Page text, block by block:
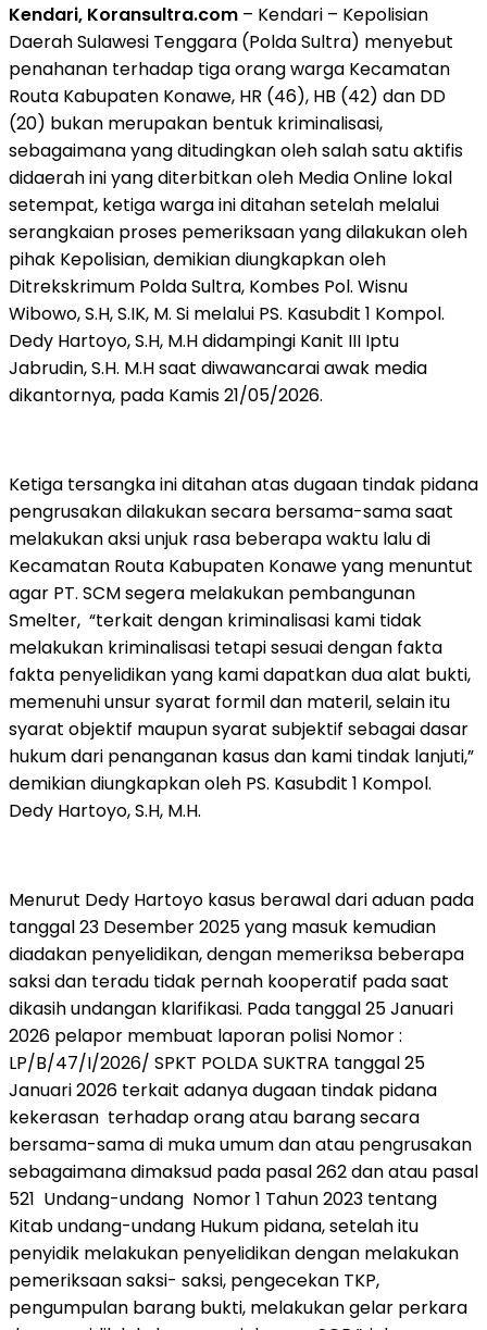
Kendari, Koransultra.com – Kendari – Kepolisian
Daerah Sulawesi Tenggara (Polda Sultra) menyebut
penahanan terhadap tiga orang warga Kecamatan
Routa Kabupaten Konawe, HR (46), HB (42) dan DD
(20) bukan merupakan bentuk kriminalisasi,
sebagaimana yang ditudingkan oleh salah satu aktifis
didaerah ini yang diterbitkan oleh Media Online lokal
setempat, ketiga warga ini ditahan setelah melalui
serangkaian proses pemeriksaan yang dilakukan oleh
pihak Kepolisian, demikian diungkapkan oleh
Ditrekskrimum Polda Sultra, Kombes Pol. Wisnu
Wibowo, S.H, S.IK, M. Si melalui PS. Kasubdit 1 Kompol.
Dedy Hartoyo, S.H, M.H didampingi Kanit III Iptu
Jabrudin, S.H. M.H saat diwawancarai awak media
dikantornya, pada Kamis 21/05/2026.
Ketiga tersangka ini ditahan atas dugaan tindak pidana
pengrusakan dilakukan secara bersama-sama saat
melakukan aksi unjuk rasa beberapa waktu lalu di
Kecamatan Routa Kabupaten Konawe yang menuntut
agar PT. SCM segera melakukan pembangunan
Smelter, “terkait dengan kriminalisasi kami tidak
melakukan kriminalisasi tetapi sesuai dengan fakta
fakta penyelidikan yang kami dapatkan dua alat bukti,
memenuhi unsur syarat formil dan materil, selain itu
syarat objektif maupun syarat subjektif sebagai dasar
hukum dari penanganan kasus dan kami tindak lanjuti,”
demikian diungkapkan oleh PS. Kasubdit 1 Kompol.
Dedy Hartoyo, S.H, M.H.
Menurut Dedy Hartoyo kasus berawal dari aduan pada
tanggal 23 Desember 2025 yang masuk kemudian
diadakan penyelidikan, dengan memeriksa beberapa
saksi dan teradu tidak pernah kooperatif pada saat
dikasih undangan klarifikasi. Pada tanggal 25 Januari
2026 pelapor membuat laporan polisi Nomor :
LP/B/47/I/2026/ SPKT POLDA SUKTRA tanggal 25
Januari 2026 terkait adanya dugaan tindak pidana
kekerasan terhadap orang atau barang secara
bersama-sama di muka umum dan atau pengrusakan
sebagaimana dimaksud pada pasal 262 dan atau pasal
521 Undang-undang Nomor 1 Tahun 2023 tentang
Kitab undang-undang Hukum pidana, setelah itu
penyidik melakukan penyelidikan dengan melakukan
pemeriksaan saksi- saksi, pengecekan TKP,
pengumpulan barang bukti, melakukan gelar perkara